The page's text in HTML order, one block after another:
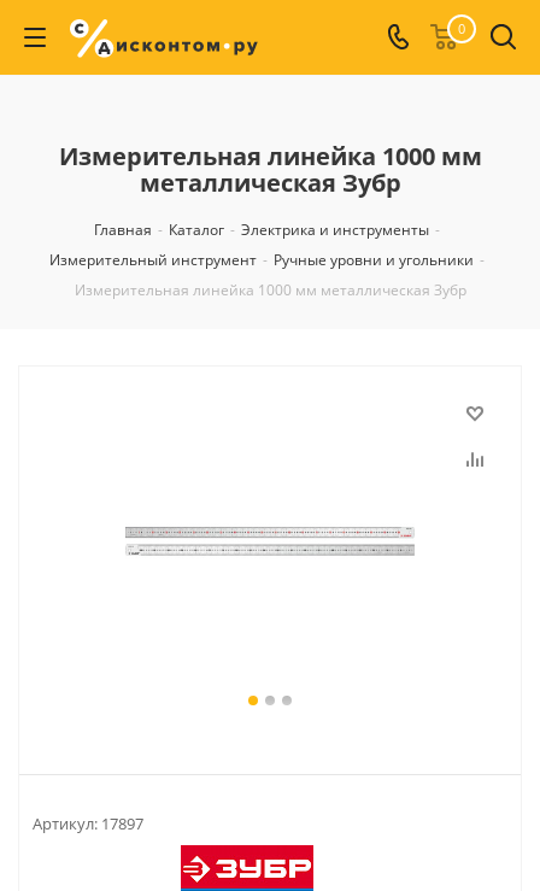
0
Измерительная линейка 1000 мм
металлическая Зубр
Главная - Каталог - Электрика и инструменты -
Измерительный инструмент - Ручные уровни и угольники -
Измерительная линейка 1000 мм металлическая Зубр
Артикул: 17897